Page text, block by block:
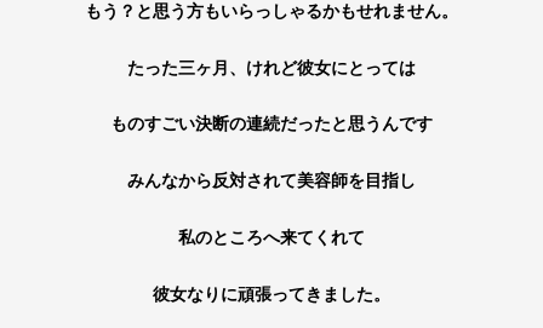
もう？と思う方もいらっしゃるかもせれません。
たった三ヶ月、けれど彼女にとっては
ものすごい決断の連続だったと思うんです
みんなから反対されて美容師を目指し
私のところへ来てくれて
彼女なりに頑張ってきました。